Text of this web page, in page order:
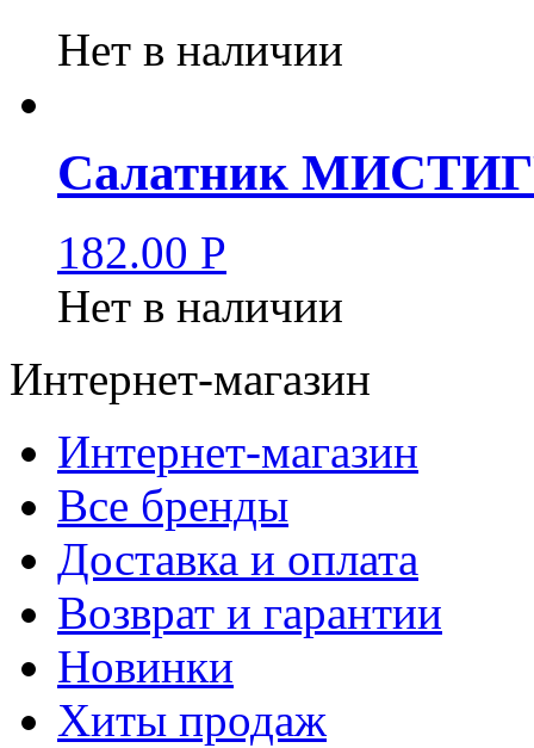
Нет в наличии
Салатник
182.00 Р
Нет в наличии
Интернет-магазин
Интернет-магазин
Все бренды
Доставка и оплата
Возврат и гарантии
Новинки
Хиты продаж